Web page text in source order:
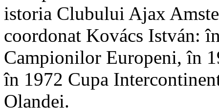
istoria Clubului Ajax
coordonat Kovács István:
Campionilor Europeni, în
în 1972 Cupa
Olandei.